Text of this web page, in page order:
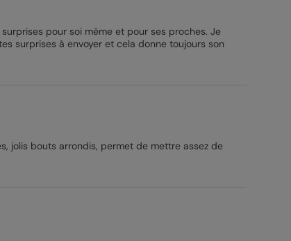
pour soi même et pour ses proches. Je
surprises à envoyer et cela donne toujours son
jolis bouts arrondis, permet de mettre assez de